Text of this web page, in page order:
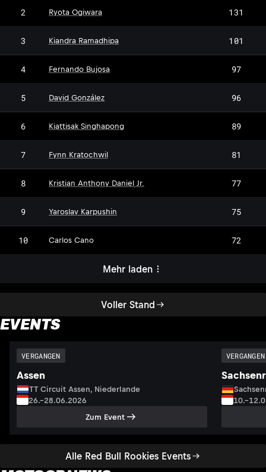
Voller Stand
2 Ryota Ogiwara 131
3 Kiandra Ramadhipa 101
4 Fernando Bujosa 97
5 David González 96
6 Kiattisak Singhapong 89
7 Fynn Kratochwil 81
8 Kristian Anthony Daniel Jr. 77
9 Yaroslav Karpushin 75
10 CC
Carlos Cano 72
Mehr laden
EVENTS
Alle Red Bull Rookies Events
VERGANGEN
Assen
TT Circuit Assen, Niederlande
26.–28.06.2026
Zum Event
VERGANGEN